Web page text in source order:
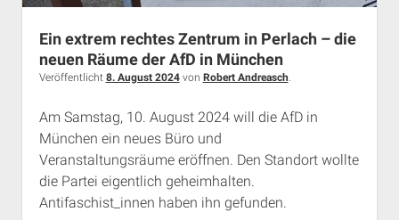
Ein extrem rechtes Zentrum in Perlach – die
neuen Räume der AfD in München
Veröffentlicht 8. August 2024von Robert Andreasch.
Am Samstag, 10. August 2024 will die AfD in
München ein neues Büro und
Veranstaltungsräume eröffnen. Den Standort wollte
die Partei eigentlich geheimhalten.
Antifaschist_innen haben ihn gefunden.